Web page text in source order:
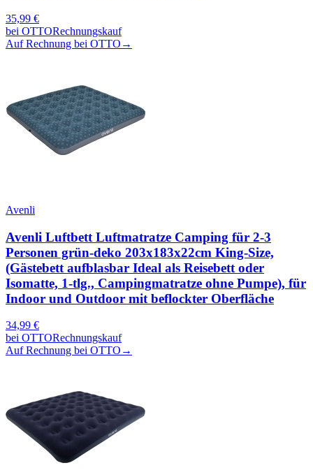
35,99 €
bei OTTORechnungskauf
Auf Rechnung bei OTTO →
Avenli
Avenli Luftbett Luftmatratze Camping für 2-3
Personen grün-deko 203x183x22cm King-Size,
(Gästebett aufblasbar Ideal als Reisebett oder
Isomatte, 1-tlg., Campingmatratze ohne Pumpe), für
Indoor und Outdoor mit beflockter Oberfläche
34,99 €
bei OTTORechnungskauf
Auf Rechnung bei OTTO →